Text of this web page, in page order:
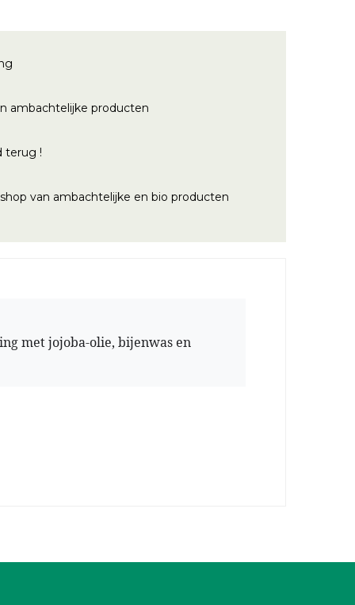
ambachtelijke producten
terug !
van ambachtelijke en bio producten
met jojoba-olie, bijenwas en